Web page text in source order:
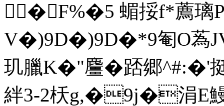
�F%�5 蝞挼f*薦
V�)9D�)9D�*9匎O蒍
玑臘K�"麠� 踎郷
絆3-2枖g,�9j�涓E鰻